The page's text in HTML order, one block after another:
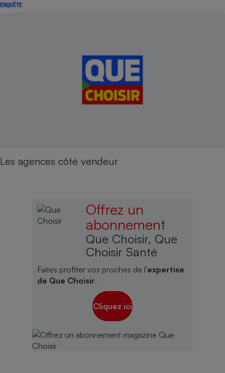
ENQUÊTE
Les agences côté vendeur
Offrez un
abonnement
Que Choisir, Que
Choisir Santé
Faites profiter vos proches de l'expertise
de Que Choisir.
Cliquez ici